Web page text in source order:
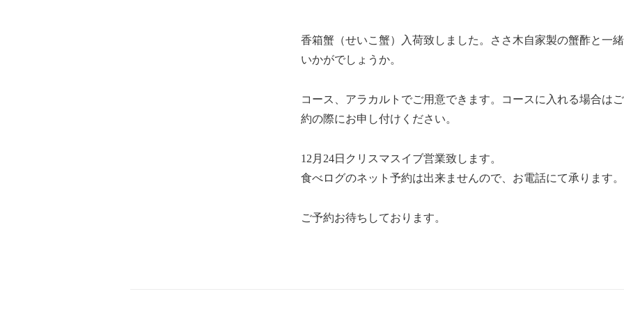
香箱蟹（せいこ蟹）入荷致しました。ささ木自家製の蟹酢と一
いかがでしょうか。
コース、アラカルトでご用意できます。コースに入れる場合は
約の際にお申し付けください。
12月24日クリスマスイブ営業致します。
食べログのネット予約は出来ませんので、お電話にて承ります。
ご予約お待ちしております。